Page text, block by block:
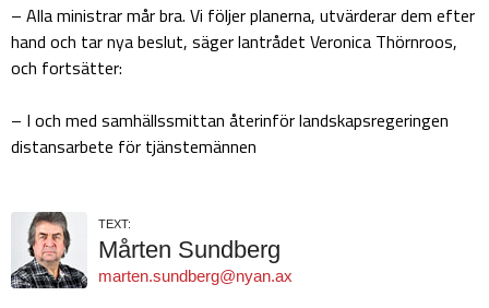
– Alla ministrar mår bra. Vi följer planerna, utvärderar dem efter
hand och tar nya beslut, säger lantrådet Veronica Thörnroos,
och fortsätter:
– I och med samhällssmittan återinför landskapsregeringen
distansarbete för tjänstemännen
TEXT:
Mårten Sundberg
marten.sundberg@nyan.ax